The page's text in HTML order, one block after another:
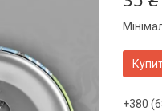
+380